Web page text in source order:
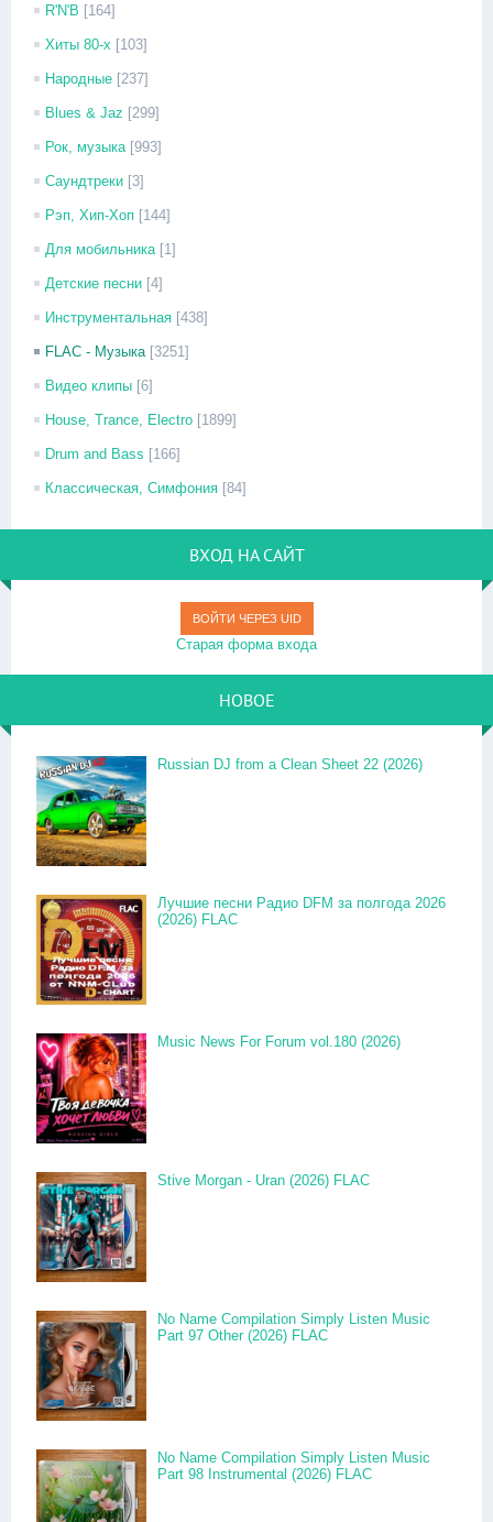
R'N'B [164]
Хиты 80-х [103]
Народные [237]
Blues & Jaz [299]
Рок, музыка [993]
Саундтреки [3]
Рэп, Хип-Хоп [144]
Для мобильника [1]
Детские песни [4]
Инструментальная [438]
FLAC - Музыка [3251]
Видео клипы [6]
House, Trance, Electro [1899]
Drum and Bass [166]
Классическая, Симфония [84]
ВХОД НА САЙТ
ВОЙТИ ЧЕРЕЗ UID
Старая форма входа
НОВОЕ
Russian DJ from a Clean Sheet 22 (2026)
Лучшие песни Радио DFM за полгода 2026
(2026) FLAC
Music News For Forum vol.180 (2026)
Stive Morgan - Uran (2026) FLAC
No Name Compilation Simply Listen Music
Part 97 Other (2026) FLAC
No Name Compilation Simply Listen Music
Part 98 Instrumental (2026) FLAC